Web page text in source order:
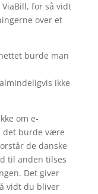
for så vidt
over et
burde man
ikke
om e-
det burde være
de danske
til anden tilses
Det giver
vidt du bliver